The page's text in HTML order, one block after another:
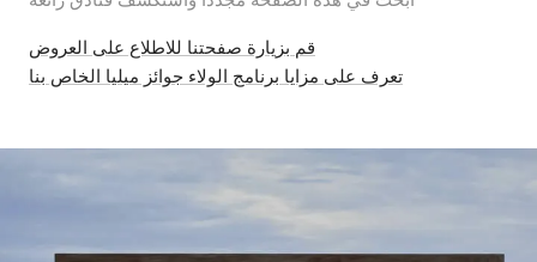
قم بزيارة صفحتنا للاطلاع على العروض
تعرف على مزايا برنامج الولاء جوائز ميليا الخاص بنا